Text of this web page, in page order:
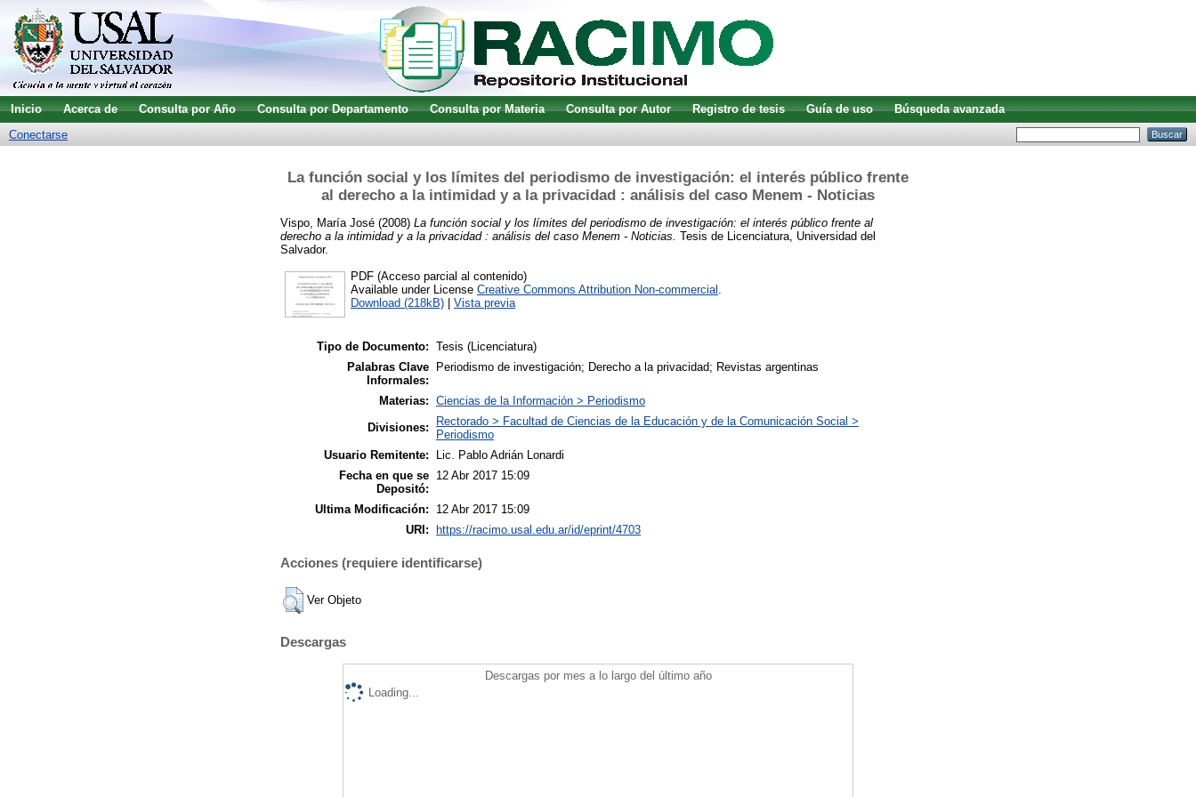
Inicio Acerca de Consulta por Año Consulta por Departamento Consulta por Materia Consulta por Autor Registro de tesis Guía de uso
Búsqueda avanzada
Conectarse
La función social y los límites del periodismo de investigación: el interés público frente
al derecho a la intimidad y a la privacidad : análisis del caso Menem - Noticias
Vispo, María José (2008) La función social y los límites del periodismo de investigación: el interés público frente al
derecho a la intimidad y a la privacidad : análisis del caso Menem - Noticias. Tesis de Licenciatura, Universidad del
Salvador.
PDF (Acceso parcial al contenido)
Available under License Creative Commons Attribution Non-commercial .
Download (218kB)
Vista previa
Tipo de Documento: Tesis (Licenciatura)
Palabras Clave
Informales:
Periodismo de investigación; Derecho a la privacidad; Revistas argentinas
Materias: Ciencias de la Información > Periodismo
Divisiones:
Rectorado > Facultad de Ciencias de la Educación y de la Comunicación Social >
Periodismo
Usuario Remitente:
Lic. Pablo Adrián Lonardi
Fecha en que se
Depositó:
12 Abr 2017 15:09
Ultima Modificación:
12 Abr 2017 15:09
URI:
https://racimo.usal.edu.ar/id/eprint/4703
Acciones (requiere identificarse)
Ver Objeto
Descargas
Descargas por mes a lo largo del último año
Loading...